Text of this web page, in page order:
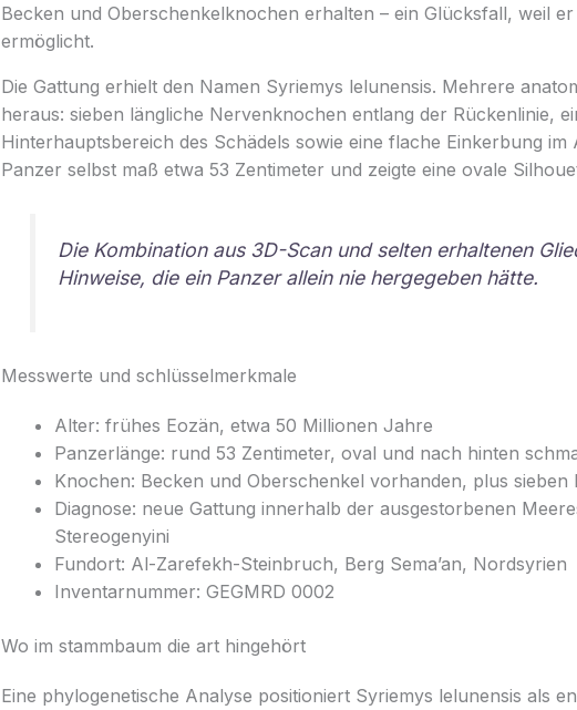
Becken und Oberschenkelknochen erhalten – ein Glücksfall, weil er
ermöglicht.
Die Gattung erhielt den Namen Syriemys lelunensis. Mehrere
heraus: sieben längliche Nervenknochen entlang der Rückenlinie,
Hinterhauptsbereich des Schädels sowie eine flache Einkerbung im
Panzer selbst maß etwa 53 Zentimeter und zeigte eine ovale
Die Kombination aus 3D-Scan und selten erhaltenen
Hinweise, die ein Panzer allein nie hergegeben hätte.
Messwerte und schlüsselmerkmale
Alter: frühes Eozän, etwa 50 Millionen Jahre
Panzerlänge: rund 53 Zentimeter, oval und nach hinten
Knochen: Becken und Oberschenkel vorhanden, plus
Diagnose: neue Gattung innerhalb der ausgestorbenen
Stereogenyini
Fundort: Al-Zarefekh-Steinbruch, Berg Sema’an, Nordsyrien
Inventarnummer: GEGMRD 0002
Wo im stammbaum die art hingehört
Eine phylogenetische Analyse positioniert Syriemys lelunensis als